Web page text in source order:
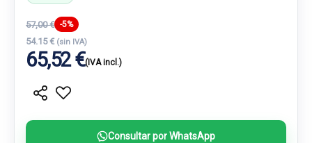
57,00 € -5%
54.15 € (sin IVA)
65,52 €(IVA incl.)
Consultar por WhatsApp